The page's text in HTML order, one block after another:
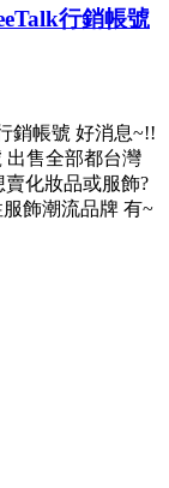
行銷帳號
銷帳號 好消息~!!
出售全部都台灣
化妝品或服飾?
飾潮流品牌 有~